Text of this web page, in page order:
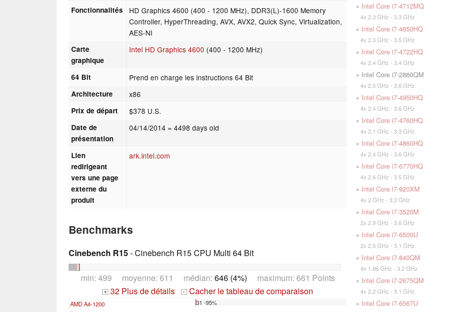
Fonctionnalités
HD Graphics 4600 (400 - 1200 MHz), DDR3(L)-1600 Memory
Controller, HyperThreading, AVX, AVX2, Quick Sync, Virtualization,
AES-NI
Carte
graphique
Intel HD Graphics 4600 (400 - 1200 MHz)
64 Bit Prend en charge les instructions 64 Bit
Architecture x86
Prix de départ $378 U.S.
Date de
présentation
04/14/2014 = 4498 days old
Lien
redirigeant
vers une page
externe du
produit
ark.intel.com
Benchmarks
Cinebench R15- Cinebench R15 CPU Multi 64 Bit
min: 499 moyenne: 611 médian: 646 (4%) maximum: 661 Points
+ 32 Plus de détails - Cacher le tableau de comparaison
AMD A4-1200 31 -95%
» Intel Core i7-4712MQ
4x 2.3 GHz - 3.3 GHz
» Intel Core i7-4850HQ
4x 2.3 GHz - 3.5 GHz
» Intel Core i7-4722HQ
4x 2.4 GHz - 3.4 GHz
» Intel Core i7-2860QM
4x 2.5 GHz - 3.6 GHz
» Intel Core i7-4950HQ
4x 2.4 GHz - 3.6 GHz
» Intel Core i7-4760HQ
4x 2.1 GHz - 3.3 GHz
» Intel Core i7-4860HQ
4x 2.4 GHz - 3.6 GHz
» Intel Core i7-6770HQ
4x 2.6 GHz - 3.5 GHz
» Intel Core i7-920XM
4x 2 GHz - 3.2 GHz
» Intel Core i7-3520M
2x 2.9 GHz - 3.6 GHz
» Intel Core i7-6500U
2x 2.5 GHz - 3.1 GHz
» Intel Core i7-840QM
4x 1.86 GHz - 3.2 GHz
» Intel Core i7-2675QM
4x 2.2 GHz - 3.1 GHz
» Intel Core i7-6567U